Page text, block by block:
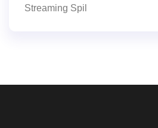
Streaming Spil